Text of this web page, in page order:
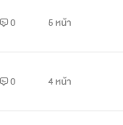
0 5 หน้า
0 4 หน้า